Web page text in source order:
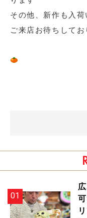
その他、新作も入荷
ご来店お待ちしてお
WGア